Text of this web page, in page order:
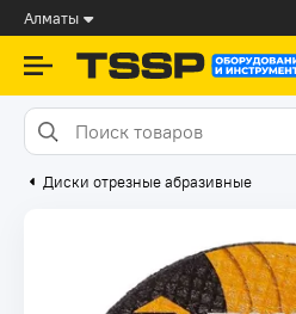
Алматы
Диски отрезные абразивные